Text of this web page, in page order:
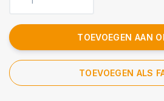
TOEVOEGEN AAN
TOEVOEGEN ALS